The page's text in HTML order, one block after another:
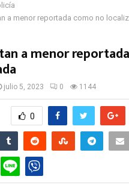
a menor reportada como no
a menor
julio 5, 2023 0 1144
0